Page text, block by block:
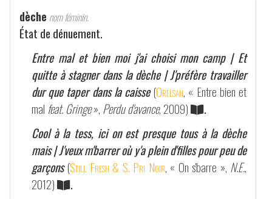
dèche nom féminin.
État de dénuement.
Entre mal et bien moi j'ai choisi mon camp | Et
quitte à stagner dans la dèche | J'préfère travailler
dur que taper dans la caisse (Orelsan, « Entre bien et
mal feat. Gringe», Perdu d'avance, 2009)
.
Cool à la tess, ici on est presque tous à la dèche
mais | J'veux m'barrer où y'a plein d'filles pour peu de
garçons (Still Fresh & S. Pri Noir, « On s'barre », N.E.,
2012)
.